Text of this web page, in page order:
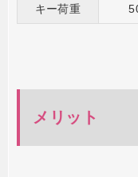
キー荷重
メリット